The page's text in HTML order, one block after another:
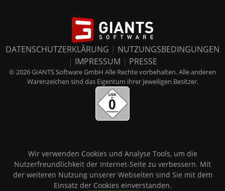
DATENSCHUTZERKLÄRUNG | NUTZUNGSBEDINGUNGEN
| IMPRESSUM | PRESSE
© 2026 GIANTS Software GmbH Alle Rechte vorbehalten. Alle anderen
Warenzeichen sind das Eigentum ihrer jeweiligen Besitzer.
Wir verwenden Cookies und Analyse Tools, um die
Nutzerfreundlichkeit der Internet-Seite zu verbessern. Mit
der weiteren Nutzung unserer Webseiten sind Sie mit dem
Einsatz der Cookies einverstanden.